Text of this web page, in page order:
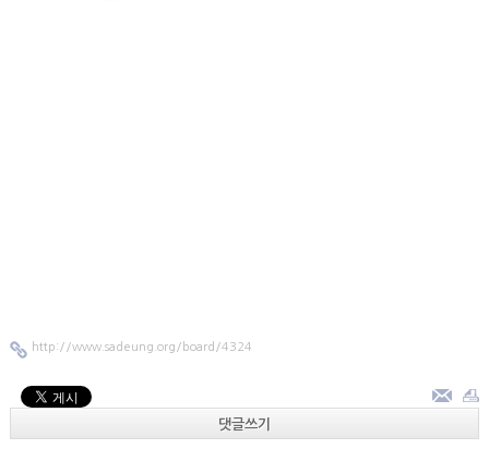
http://www.sadeung.org/board/4324
댓글쓰기